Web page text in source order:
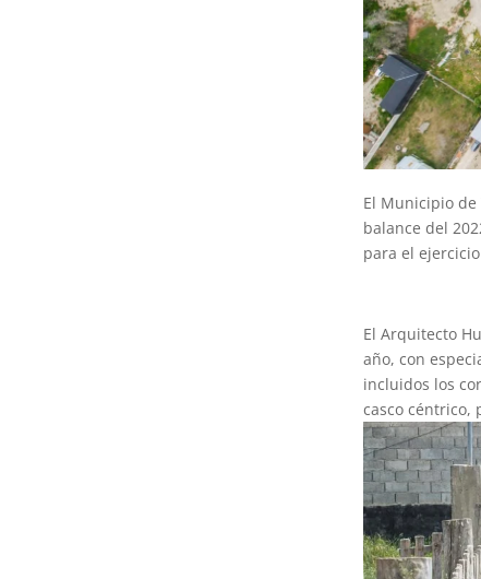
El Municipio
balance del
para el
El Arquitecto
año, con
incluidos los
casco céntrico,